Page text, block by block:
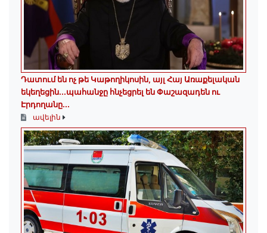
Դատում են ոչ թե Կաթողիկոսին, այլ Հայ Առաքելական
եկեղեցին․․․պահանջը հնչեցրել են Փաշազադեն ու
Էրդողանը․․․
ավելին